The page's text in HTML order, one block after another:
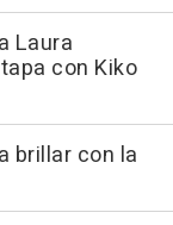
Laura
con Kiko
brillar con la